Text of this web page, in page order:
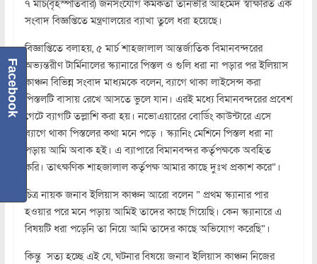
৭ মার্চ(বৃহস্পতিবার) জনসংযোগ কর্মকর্তা তানভীর আহমেদ স্বাক্ষরিত এক
সংবাদ বিজ্ঞপ্তিতে মন্ত্রণালয়ের ব্যাখা তুলে ধরা হয়েছে।
বিজ্ঞাপ্তিতে বলাহয়, ৫ মার্চ শাহজালাল আন্তর্জাতিক বিমানবন্দরের
অভ্যন্তরীণ টার্মিনালের স্ক্যানারে পিস্তল ও গুলি ধরা না পড়ার পর ইলিয়াস
কাঞ্চন বিভিন্ন সংবাদ মাধ্যমকে বলেন, ব্যাগে থাকা লাইসেন্স করা
পিস্তলটি বাসায় রেখে আসতে ভুলে যান। এরই মধ্যে বিমানবন্দরের প্রবেশ
গেটে ব্যাগটি তল্লাশি করা হয়। নভোএয়ারের বোর্ডিং কাউন্টারে এসে
ব্যাগে থাকা পিস্তলের কথা মনে পড়ে । স্ক্যানিং মেশিনে পিস্তল ধরা না
পড়ায় আমি অবাক হই। এ ব্যাপারে বিমানবন্দর কর্তৃপক্ষকে অবহিত
করি। তাৎক্ষণিক শাহজালাল কর্তৃপক্ষ আমার কাছে দুঃখ প্রকাশ করে”।
চিত্র নায়ক জনাব ইলিয়াস কাঞ্চন আরো বলেন ” প্রথম স্ক্যানার পার
হওয়ার পরে মনে পড়ায় আমিই তাদের কাছে গিয়েছি। কেন স্ক্যানারে এ
বিষয়টি ধরা পড়েনি তা নিয়ে আমি তাদের কাছে অভিযোগ করেছি”।
কিন্তু সত্য হচ্ছে এই যে, ঘটনার বিষয়ে জনাব ইলিয়াস কাঞ্চন নিজের
Facebook